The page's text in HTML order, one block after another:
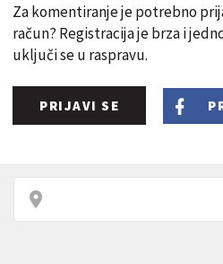
Za komentiranje je potrebno
račun? Registracija je brza i
uključi se u raspravu.
PRIJAVI SE